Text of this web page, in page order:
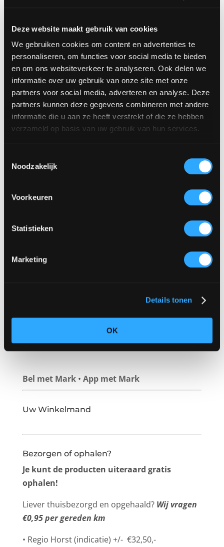
Deze website maakt gebruik van cookies
We gebruiken cookies om content en advertenties te
personaliseren, om functies voor social media te bieden
en om ons websiteverkeer te analyseren. Ook delen we
informatie over uw gebruik van onze site met onze
partners voor social media, adverteren en analyse. Deze
partners kunnen deze gegevens combineren met andere
informatie die u aan ze heeft verstrekt of die ze hebben
verzameld op basis van uw gebruik van hun services.
Noodzakelijk
Voorkeuren
Statistieken
Marketing
Details tonen
OK
Vragen? Stel ze aan Mark!
Bel met Mark• App met Mark
Uw Winkelmand
Bezorgen of ophalen?
Je kunt de producten uiteraard gratis
ophalen!
Liever thuisbezorgd en opgehaald? Wij vragen
€0,95 per gereden km
• Regio Horst (indicatie) +/- €32,50,-